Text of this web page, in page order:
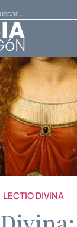
LECTIO DIVINA